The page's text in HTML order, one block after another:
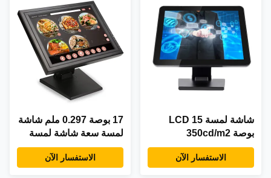
شاشة لمسة LCD 15
بوصة 350cd/m2
الاستفسار الآن
17 بوصة 0.297 ملم شاشة
لمسة سعة شاشة لمسة
الصناعية 1280x1024
الاستفسار الآن